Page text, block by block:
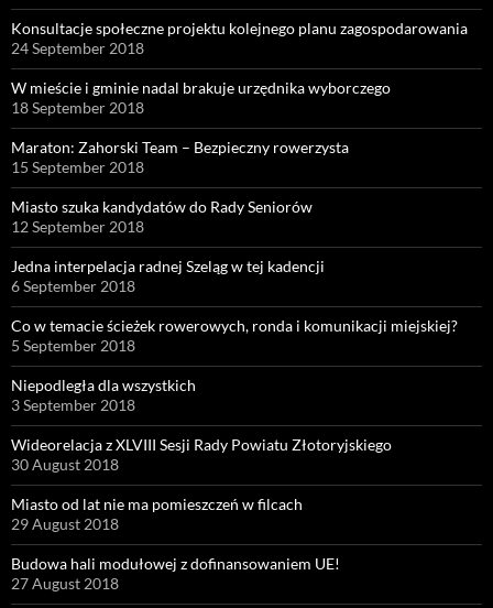
Konsultacje społeczne projektu kolejnego planu zagospodarowania
24 September 2018
W mieście i gminie nadal brakuje urzędnika wyborczego
18 September 2018
Maraton: Zahorski Team – Bezpieczny rowerzysta
15 September 2018
Miasto szuka kandydatów do Rady Seniorów
12 September 2018
Jedna interpelacja radnej Szeląg w tej kadencji
6 September 2018
Co w temacie ścieżek rowerowych, ronda i komunikacji miejskiej?
5 September 2018
Niepodległa dla wszystkich
3 September 2018
Wideorelacja z XLVIII Sesji Rady Powiatu Złotoryjskiego
30 August 2018
Miasto od lat nie ma pomieszczeń w filcach
29 August 2018
Budowa hali modułowej z dofinansowaniem UE!
27 August 2018